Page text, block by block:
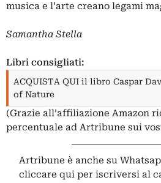
musica e l’arte creano legami
Samantha Stella
Libri consigliati:
ACQUISTA QUI il libro Caspar
of Nature
(Grazie all’affiliazione Amazon
percentuale ad Artribune sui
Artribune è anche su
cliccare qui per iscriversi al